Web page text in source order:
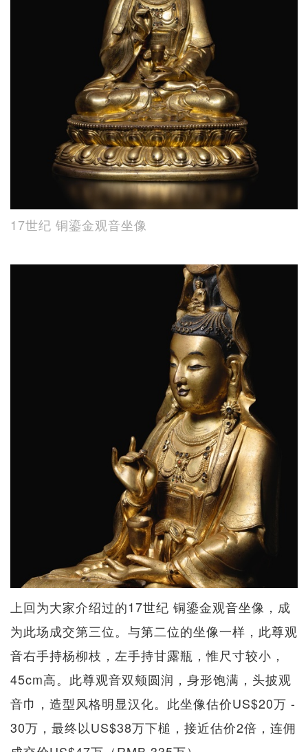
17世纪 铜鎏金观音坐像
上回为大家介绍过的17世纪 铜鎏金观音坐像，成
为此场成交第三位。与第二位的坐像一样，此尊观
音右手持杨柳枝，左手持甘露瓶，惟尺寸较小，
45cm高。此尊观音双颊圆润，身形饱满，头披观
音巾，造型风格明显汉化。此坐像估价US$20万 -
30万，最终以US$38万下槌，接近估价2倍，连佣